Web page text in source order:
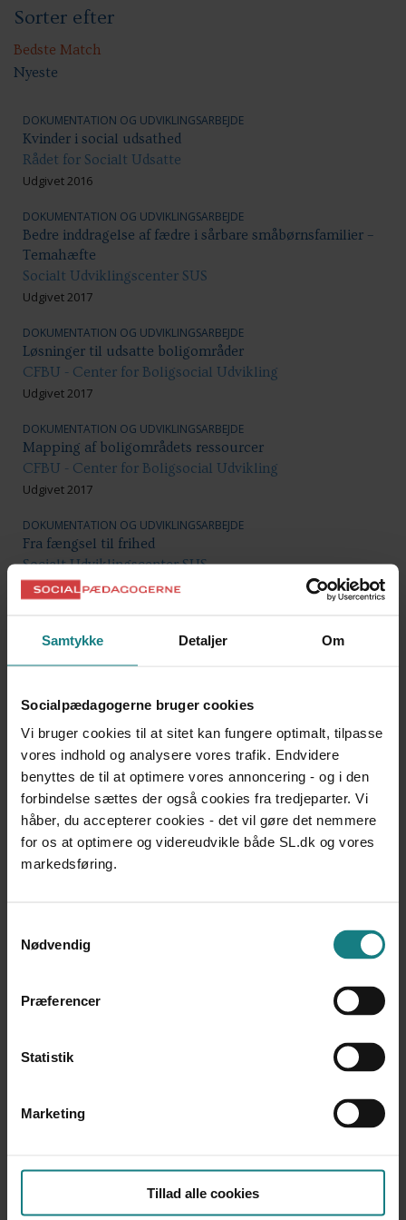
Samtykke Detaljer Om
Socialpædagogerne bruger cookies
Vi bruger cookies til at sitet kan fungere optimalt, tilpasse
vores indhold og analysere vores trafik. Endvidere
benyttes de til at optimere vores annoncering - og i den
forbindelse sættes der også cookies fra tredjeparter. Vi
håber, du accepterer cookies - det vil gøre det nemmere
for os at optimere og videreudvikle både SL.dk og vores
markedsføring.
Nødvendig
Præferencer
Statistik
Marketing
Tillad alle cookies
Sorter efter
Bedste Match
Nyeste
DOKUMENTATION OG UDVIKLINGSARBEJDE
Kvinder i social udsathed
Rådet for Socialt Udsatte
Udgivet 2016
DOKUMENTATION OG UDVIKLINGSARBEJDE
Bedre inddragelse af fædre i sårbare småbørnsfamilier –
Temahæfte
Socialt Udviklingscenter SUS
Udgivet 2017
DOKUMENTATION OG UDVIKLINGSARBEJDE
Løsninger til udsatte boligområder
CFBU - Center for Boligsocial Udvikling
Udgivet 2017
DOKUMENTATION OG UDVIKLINGSARBEJDE
Mapping af boligområdets ressourcer
CFBU - Center for Boligsocial Udvikling
Udgivet 2017
DOKUMENTATION OG UDVIKLINGSARBEJDE
Fra fængsel til frihed
Socialt Udviklingscenter SUS
Udgivet 2017
Rådet for Socialt Udsattes Årsrapport 2018
Rådet for Socialt Udsatte
DOKUMENTATION OG UDVIKLINGSARBEJDE
Hjemløshedsbarometeret - dansk hjemløshed i nordisk
perspektiv
Kraka
Udgivet 2018
DOKUMENTATION OG UDVIKLINGSARBEJDE
Projekt udenfors årsberetning
Projekt UDENFOR
Hjemløse og hjemlighed
Sarah Lunar, Natasja Lund, Mille Vang Hansen, Anne
Udgivet 2019
Socialstyrelsen, Socialt Udviklingscenter SUS